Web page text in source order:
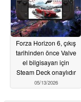
Forza Horizon 6, çıkış
tarihinden önce Valve
el bilgisayarı için
Steam Deck onaylıdır
05/13/2026